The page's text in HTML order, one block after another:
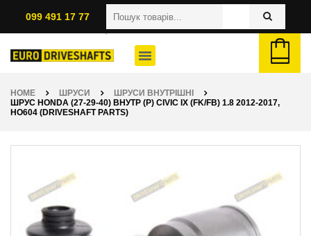
099 491 17 77
HOME ШРУСИ
ШРУСИ ВНУТРІШНІ
ШРУС HONDA (27-29-40) ВНУТР (P) CIVIC IX (FK/FB) 1.8 2012-2017,
HO604 (DRIVESHAFT PARTS)